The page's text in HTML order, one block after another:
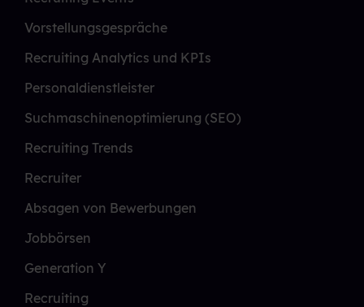
Vorstellungsgespräche
Recruiting Analytics und KPIs
Personaldienstleister
Suchmaschinenoptimierung (SEO)
Recruiting Trends
Recruiter
Absagen von Bewerbungen
Jobbörsen
Generation Y
Recruiting